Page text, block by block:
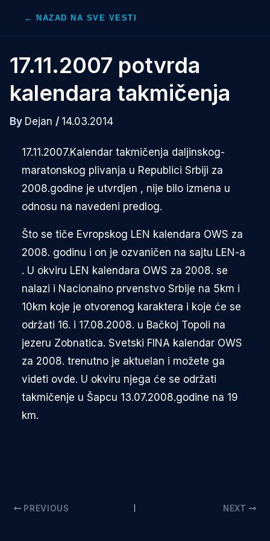
← NAZAD NA SVE VESTI
17.11.2007 potvrda
kalendara takmičenja
By Dejan / 14.03.2014
17.11.2007.Kalendar takmičenja daljinskog-
maratonskog plivanja u Republici Srbiji za
2008.godine je utvrdjen , nije bilo izmena u
odnosu na navedeni predlog.
Što se tiče Evropskog LEN kalendara OWS za
2008. godinu i on je ozvaničen na sajtu LEN-a
. U okviru LEN kalendara OWS za 2008. se
nalazi i Nacionalno prvenstvo Srbije na 5km i
10km koje je otvorenog karaktera i koje će se
održati 16. i 17.08.2008. u Bačkoj Topoli na
jezeru Zobnatica. Svetski FINA kalendar OWS
za 2008. trenutno je aktuelan i možete ga
videti ovde. U okviru njega će se održati
takmičenje u Šapcu 13.07.2008.godine na 19
km.
PREVIOUS NEXT